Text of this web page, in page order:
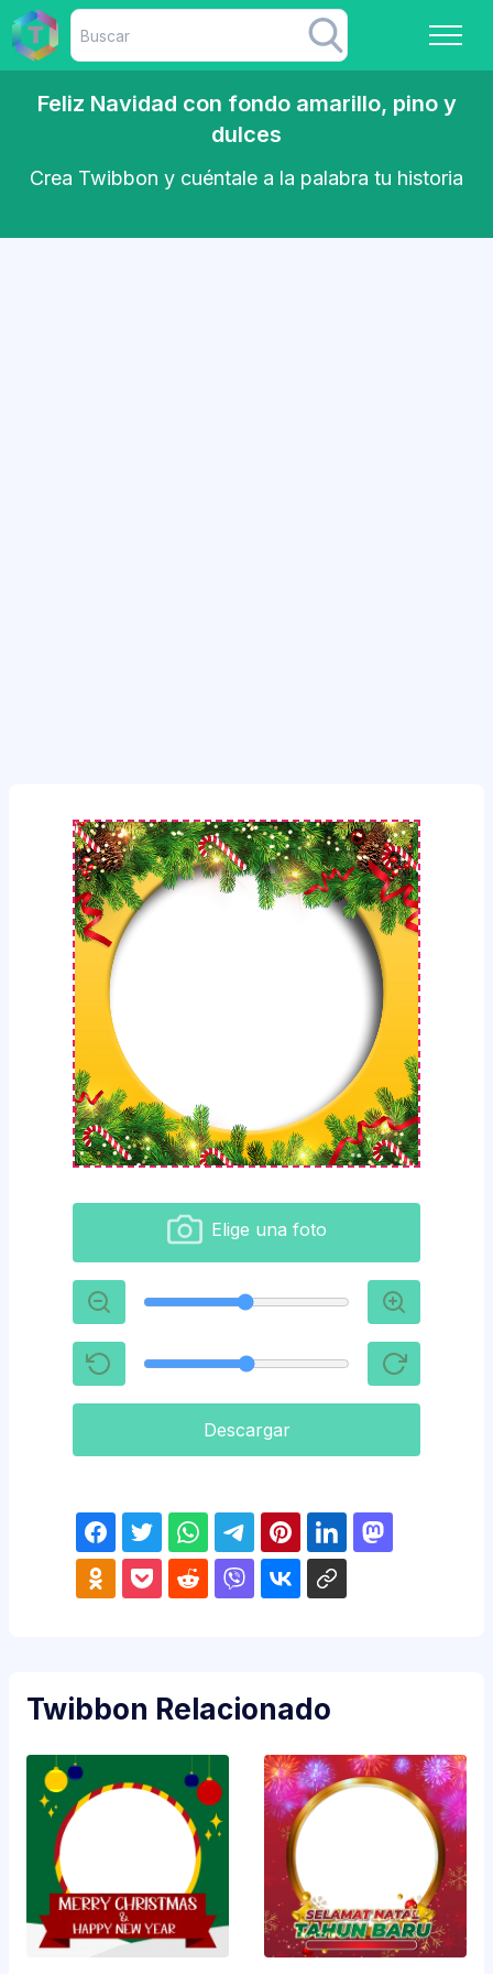
Feliz Navidad con fondo amarillo, pino y
dulces
Crea Twibbon y cuéntale a la palabra tu historia
Elige una foto
Descargar
Twibbon Relacionado